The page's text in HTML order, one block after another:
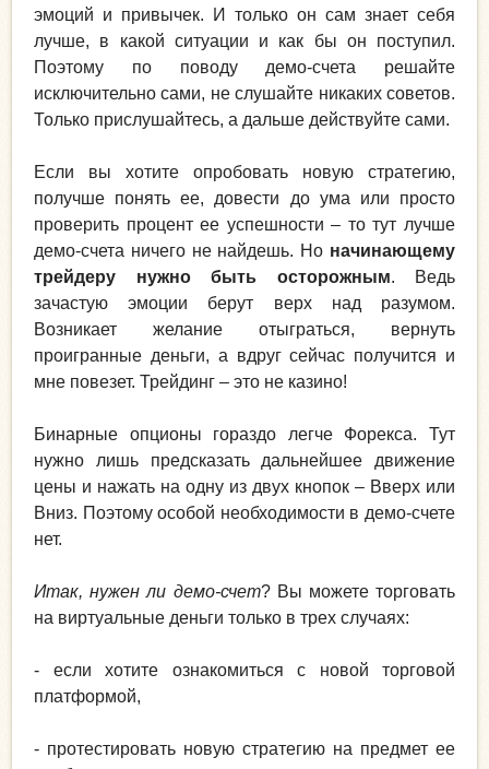
эмоций и привычек. И только он сам знает себя
лучше, в какой ситуации и как бы он поступил.
Поэтому по поводу демо-счета решайте
исключительно сами, не слушайте никаких советов.
Только прислушайтесь, а дальше действуйте сами.
Если вы хотите опробовать новую стратегию,
получше понять ее, довести до ума или просто
проверить процент ее успешности – то тут лучше
демо-счета ничего не найдешь. Но начинающему
трейдеру нужно быть осторожным. Ведь
зачастую эмоции берут верх над разумом.
Возникает желание отыграться, вернуть
проигранные деньги, а вдруг сейчас получится и
мне повезет. Трейдинг – это не казино!
Бинарные опционы гораздо легче Форекса. Тут
нужно лишь предсказать дальнейшее движение
цены и нажать на одну из двух кнопок – Вверх или
Вниз. Поэтому особой необходимости в демо-счете
нет.
Итак, нужен ли демо-счет? Вы можете торговать
на виртуальные деньги только в трех случаях:
- если хотите ознакомиться с новой торговой
платформой,
- протестировать новую стратегию на предмет ее